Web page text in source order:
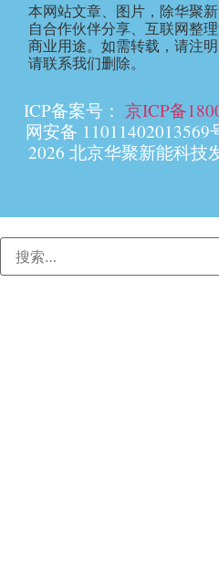
ICP备案号： 京ICP备
网安备
2026 北京华聚新能科技
本网站文章、图片，除华聚
自合作伙伴分享、互联网整
商业用途。如需转载，请注
请联系我们删除。